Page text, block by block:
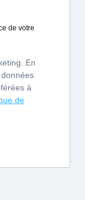
der
deren